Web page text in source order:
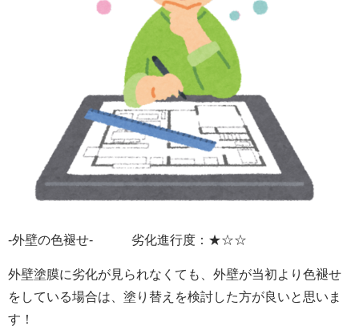
-外壁の色褪せ- 劣化進行度：★☆☆
外壁塗膜に劣化が見られなくても、外壁が当初より色褪せ
をしている場合は、塗り替えを検討した方が良いと思いま
す！